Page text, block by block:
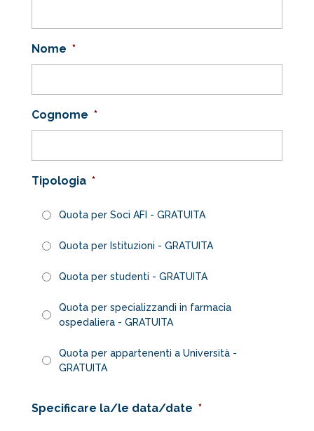
Nome *
Cognome *
Tipologia *
Quota per Soci AFI - GRATUITA
Quota per Istituzioni - GRATUITA
Quota per studenti - GRATUITA
Quota per specializzandi in farmacia
ospedaliera - GRATUITA
Quota per appartenenti a Università -
GRATUITA
Specificare la/le data/date *